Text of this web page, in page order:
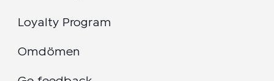
Loyalty Program
Omdömen